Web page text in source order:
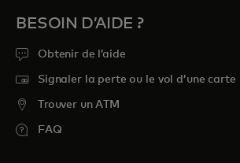
BESOIN D’AIDE ?
Obtenir de l’aide
Signaler la perte ou le vol d’une carte
Trouver un ATM
FAQ